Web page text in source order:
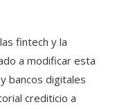
fintech y la
a modificar esta
bancos digitales
crediticio a